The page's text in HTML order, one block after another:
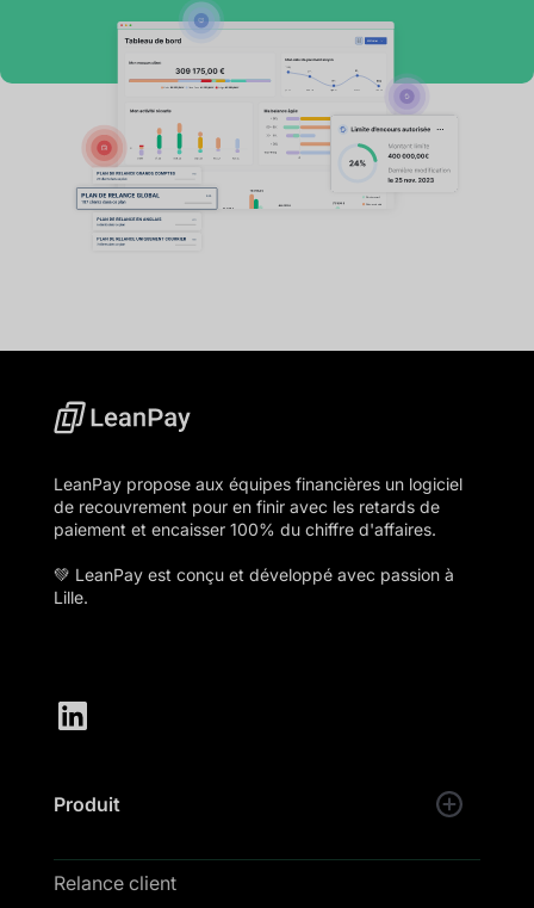
LeanPay propose aux équipes financières un logiciel
de recouvrement pour en finir avec les retards de
paiement et encaisser 100% du chiffre d'affaires.
💚 LeanPay est conçu et développé avec passion à
Lille.
Produit
Relance client